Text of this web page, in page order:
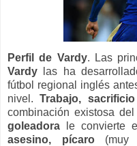
Perfil de Vardy. Las
Vardy las ha
fútbol regional inglés
nivel.Trabajo,
combinación existosa
goleadora le convierte
asesino, pícaro(muy